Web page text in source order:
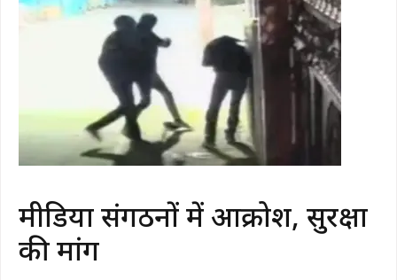
मीडिया संगठनों में आक्रोश, सुरक्षा
की मांग